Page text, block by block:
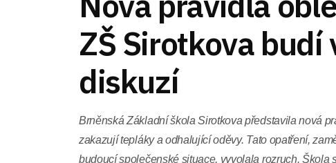
ZŠ Sirotkova budí
diskuzí
Brněnská Základní škola Sirotkova představila nová
zakazují tepláky a odhalující oděvy. Tato opatření,
budoucí společenské situace, vyvolala rozruch. Škola